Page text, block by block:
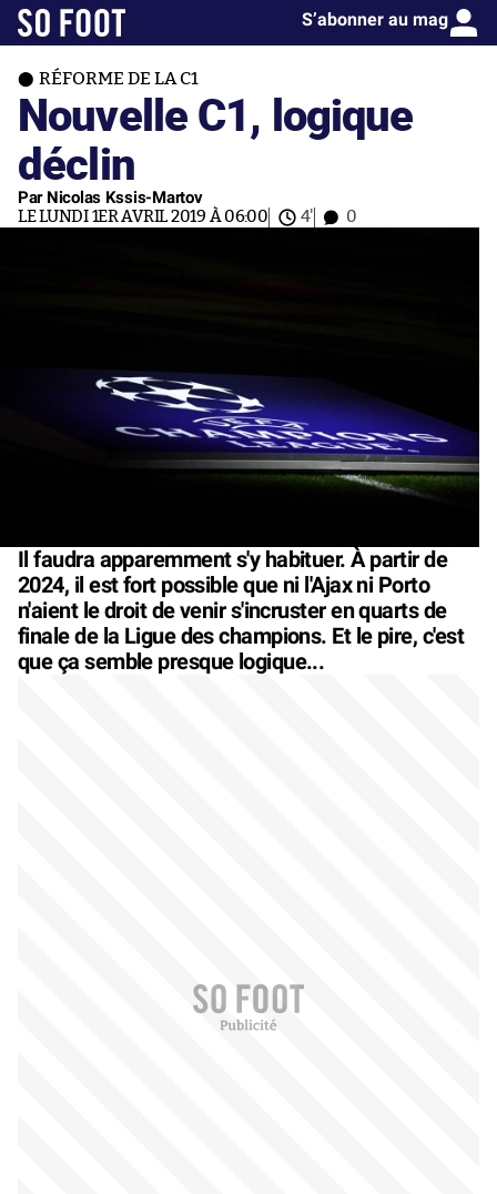
S’abonner au mag
RÉFORME DE LA C1
Nouvelle C1, logique
déclin
Par Nicolas Kssis-Martov
LE LUNDI 1ER AVRIL 2019 À 06:00 4' 0
Il faudra apparemment s'y habituer. À partir de
2024, il est fort possible que ni l'Ajax ni Porto
n'aient le droit de venir s'incruster en quarts de
finale de la Ligue des champions. Et le pire, c'est
que ça semble presque logique...